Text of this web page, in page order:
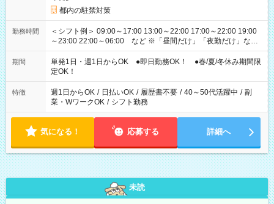
都内の駐禁対策
勤務時間
＜シフト例＞ 09:00～17:00 13:00～22:00 17:00～22:00 19:00
～23:00 22:00～06:00 など ※「昼間だけ」「夜勤だけ」など
の希望OK
期間
単発1日・週1日からOK ●即日勤務OK！ ●春/夏/冬休み期間限
定OK！
特徴 週1日からOK / 日払いOK / 履歴書不要 / 40～50代活躍中 / 副
業・WワークOK / シフト勤務
気になる！ 応募する 詳細へ
未読